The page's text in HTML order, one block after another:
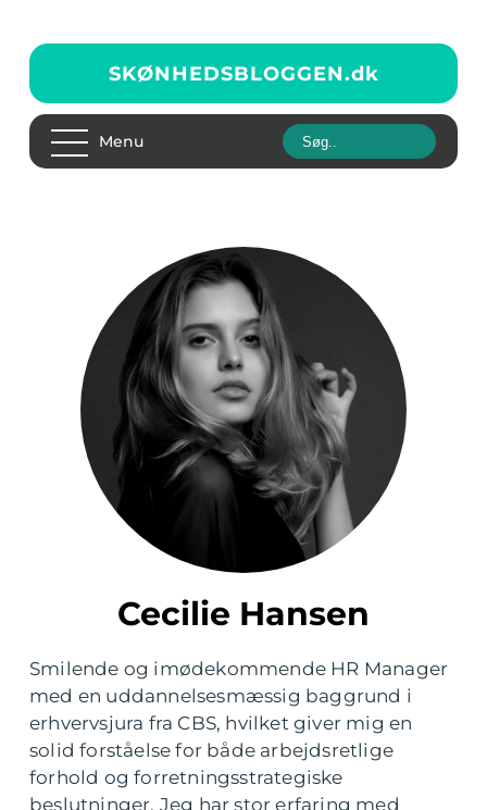
SKØNHEDSBLOGGEN.dk
Menu
Cecilie Hansen
Smilende og imødekommende HR Manager
med en uddannelsesmæssig baggrund i
erhvervsjura fra CBS, hvilket giver mig en
solid forståelse for både arbejdsretlige
forhold og forretningsstrategiske
beslutninger. Jeg har stor erfaring med